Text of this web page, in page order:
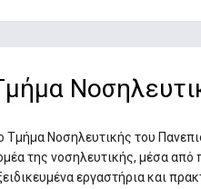
Τμήμα Νοσηλευτικής του
της νοσηλευτικής, μέσα
εργαστήρια και